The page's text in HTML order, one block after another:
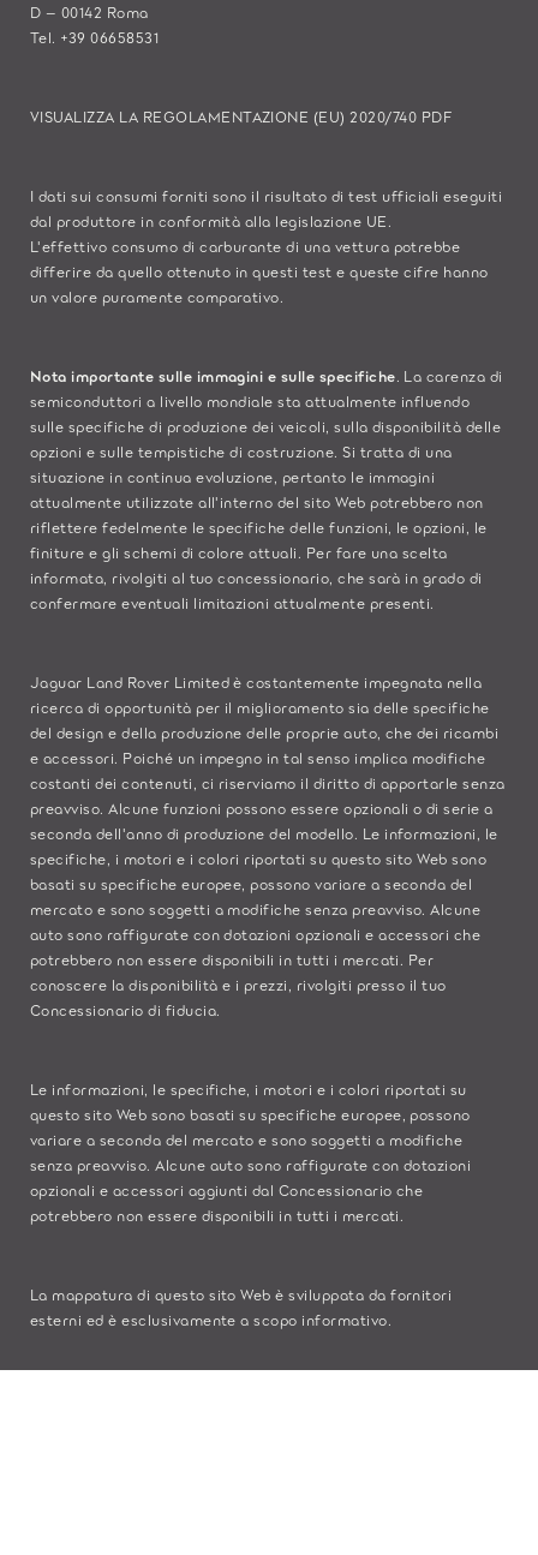
D – 00142 Roma
Tel. +39 06658531
VISUALIZZA LA REGOLAMENTAZIONE (EU) 2020/740 PDF
I dati sui consumi forniti sono il risultato di test ufficiali eseguiti
dal produttore in conformità alla legislazione UE.
L'effettivo consumo di carburante di una vettura potrebbe
differire da quello ottenuto in questi test e queste cifre hanno
un valore puramente comparativo.
Nota importante sulle immagini e sulle specifiche . La carenza di
semiconduttori a livello mondiale sta attualmente influendo
sulle specifiche di produzione dei veicoli, sulla disponibilità delle
opzioni e sulle tempistiche di costruzione. Si tratta di una
situazione in continua evoluzione, pertanto le immagini
attualmente utilizzate all'interno del sito Web potrebbero non
riflettere fedelmente le specifiche delle funzioni, le opzioni, le
finiture e gli schemi di colore attuali. Per fare una scelta
informata, rivolgiti al tuo concessionario, che sarà in grado di
confermare eventuali limitazioni attualmente presenti.
Jaguar Land Rover Limited è costantemente impegnata nella
ricerca di opportunità per il miglioramento sia delle specifiche
del design e della produzione delle proprie auto, che dei ricambi
e accessori. Poiché un impegno in tal senso implica modifiche
costanti dei contenuti, ci riserviamo il diritto di apportarle senza
preavviso. Alcune funzioni possono essere opzionali o di serie a
seconda dell'anno di produzione del modello. Le informazioni, le
specifiche, i motori e i colori riportati su questo sito Web sono
basati su specifiche europee, possono variare a seconda del
mercato e sono soggetti a modifiche senza preavviso. Alcune
auto sono raffigurate con dotazioni opzionali e accessori che
potrebbero non essere disponibili in tutti i mercati. Per
conoscere la disponibilità e i prezzi, rivolgiti presso il tuo
Concessionario di fiducia.
Le informazioni, le specifiche, i motori e i colori riportati su
questo sito Web sono basati su specifiche europee, possono
variare a seconda del mercato e sono soggetti a modifiche
senza preavviso. Alcune auto sono raffigurate con dotazioni
opzionali e accessori aggiunti dal Concessionario che
potrebbero non essere disponibili in tutti i mercati.
La mappatura di questo sito Web è sviluppata da fornitori
esterni ed è esclusivamente a scopo informativo.